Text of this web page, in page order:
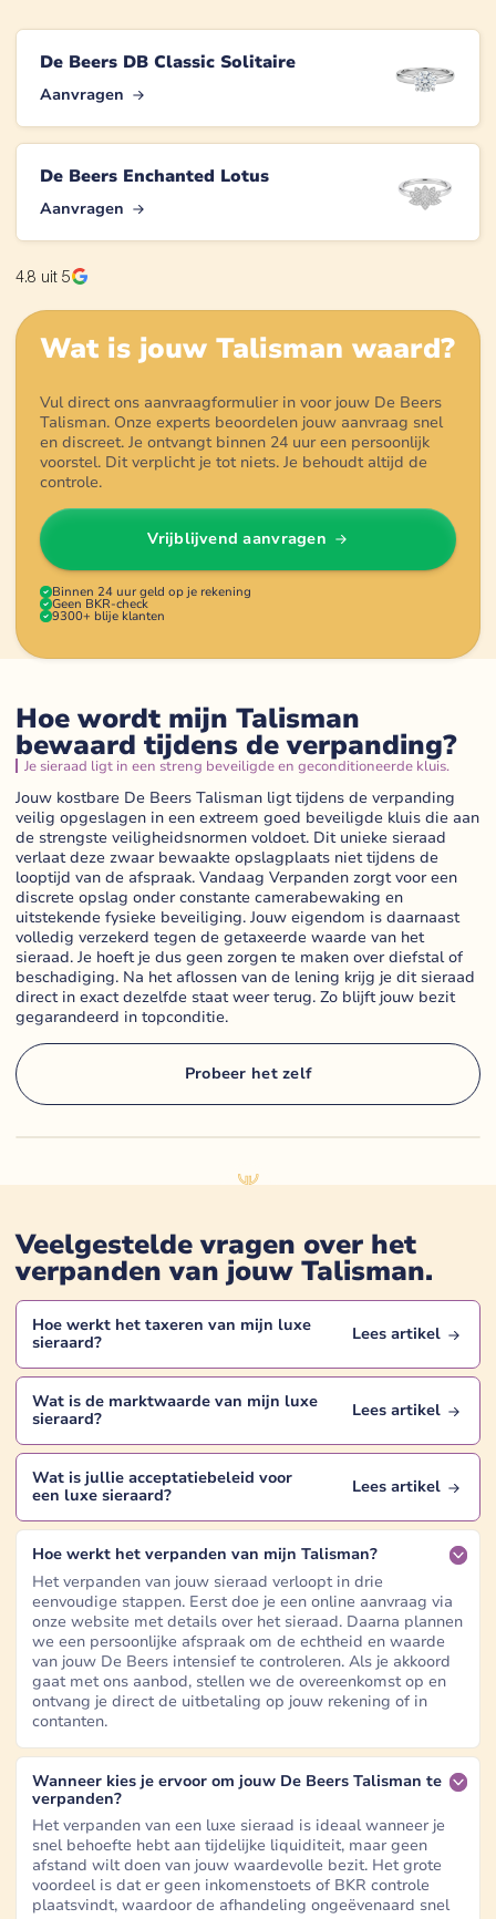
De Beers DB Classic Solitaire
Aanvragen
De Beers Enchanted Lotus
Aanvragen
4.8 uit 5
Wat is jouw Talisman waard?
Vul direct ons aanvraagformulier in voor jouw De Beers
Talisman. Onze experts beoordelen jouw aanvraag snel
en discreet. Je ontvangt binnen 24 uur een persoonlijk
voorstel. Dit verplicht je tot niets. Je behoudt altijd de
controle.
Vrijblijvend aanvragen
Binnen 24 uur geld op je rekening
Geen BKR-check
9300+ blije klanten
Hoe wordt mijn Talisman
bewaard tijdens de verpanding?
Je sieraad ligt in een streng beveiligde en geconditioneerde kluis.
Jouw kostbare De Beers Talisman ligt tijdens de verpanding
veilig opgeslagen in een extreem goed beveiligde kluis die aan
de strengste veiligheidsnormen voldoet. Dit unieke sieraad
verlaat deze zwaar bewaakte opslagplaats niet tijdens de
looptijd van de afspraak. Vandaag Verpanden zorgt voor een
discrete opslag onder constante camerabewaking en
uitstekende fysieke beveiliging. Jouw eigendom is daarnaast
volledig verzekerd tegen de getaxeerde waarde van het
sieraad. Je hoeft je dus geen zorgen te maken over diefstal of
beschadiging. Na het aflossen van de lening krijg je dit sieraad
direct in exact dezelfde staat weer terug. Zo blijft jouw bezit
gegarandeerd in topconditie.
Probeer het zelf
Veelgestelde vragen over het
verpanden van jouw Talisman.
Hoe werkt het taxeren van mijn luxe
sieraard? Lees artikel
Wat is de marktwaarde van mijn luxe
sieraard? Lees artikel
Wat is jullie acceptatiebeleid voor
een luxe sieraard? Lees artikel
Hoe werkt het verpanden van mijn Talisman?
Het verpanden van jouw sieraad verloopt in drie
eenvoudige stappen. Eerst doe je een online aanvraag via
onze website met details over het sieraad. Daarna plannen
we een persoonlijke afspraak om de echtheid en waarde
van jouw De Beers intensief te controleren. Als je akkoord
gaat met ons aanbod, stellen we de overeenkomst op en
ontvang je direct de uitbetaling op jouw rekening of in
contanten.
Wanneer kies je ervoor om jouw De Beers Talisman te
verpanden?
Het verpanden van een luxe sieraad is ideaal wanneer je
snel behoefte hebt aan tijdelijke liquiditeit, maar geen
afstand wilt doen van jouw waardevolle bezit. Het grote
voordeel is dat er geen inkomenstoets of BKR controle
plaatsvindt, waardoor de afhandeling ongeëvenaard snel